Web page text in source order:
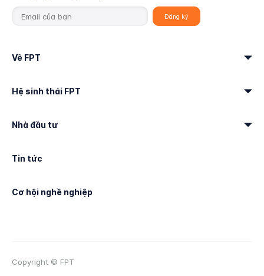
Về FPT
Hệ sinh thái FPT
Nhà đầu tư
Tin tức
Cơ hội nghề nghiệp
Copyright © FPT